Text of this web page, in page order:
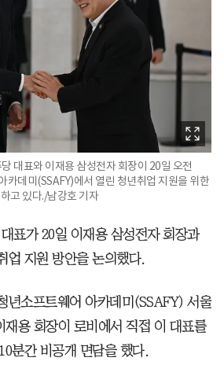
대표와 이재용 삼성전자 회장이 20일 오전
카데미(SSAFY)에서 열린 청년취업 지원을 위한
고 있다./남강호 기자
표가 20일 이재용 삼성전자 회장과
업 지원 방안을 논의했다.
년소프트웨어 아카데미(SSAFY) 서울
용 회장이 로비에서 직접 이 대표를
분간 비공개 면담을 했다.